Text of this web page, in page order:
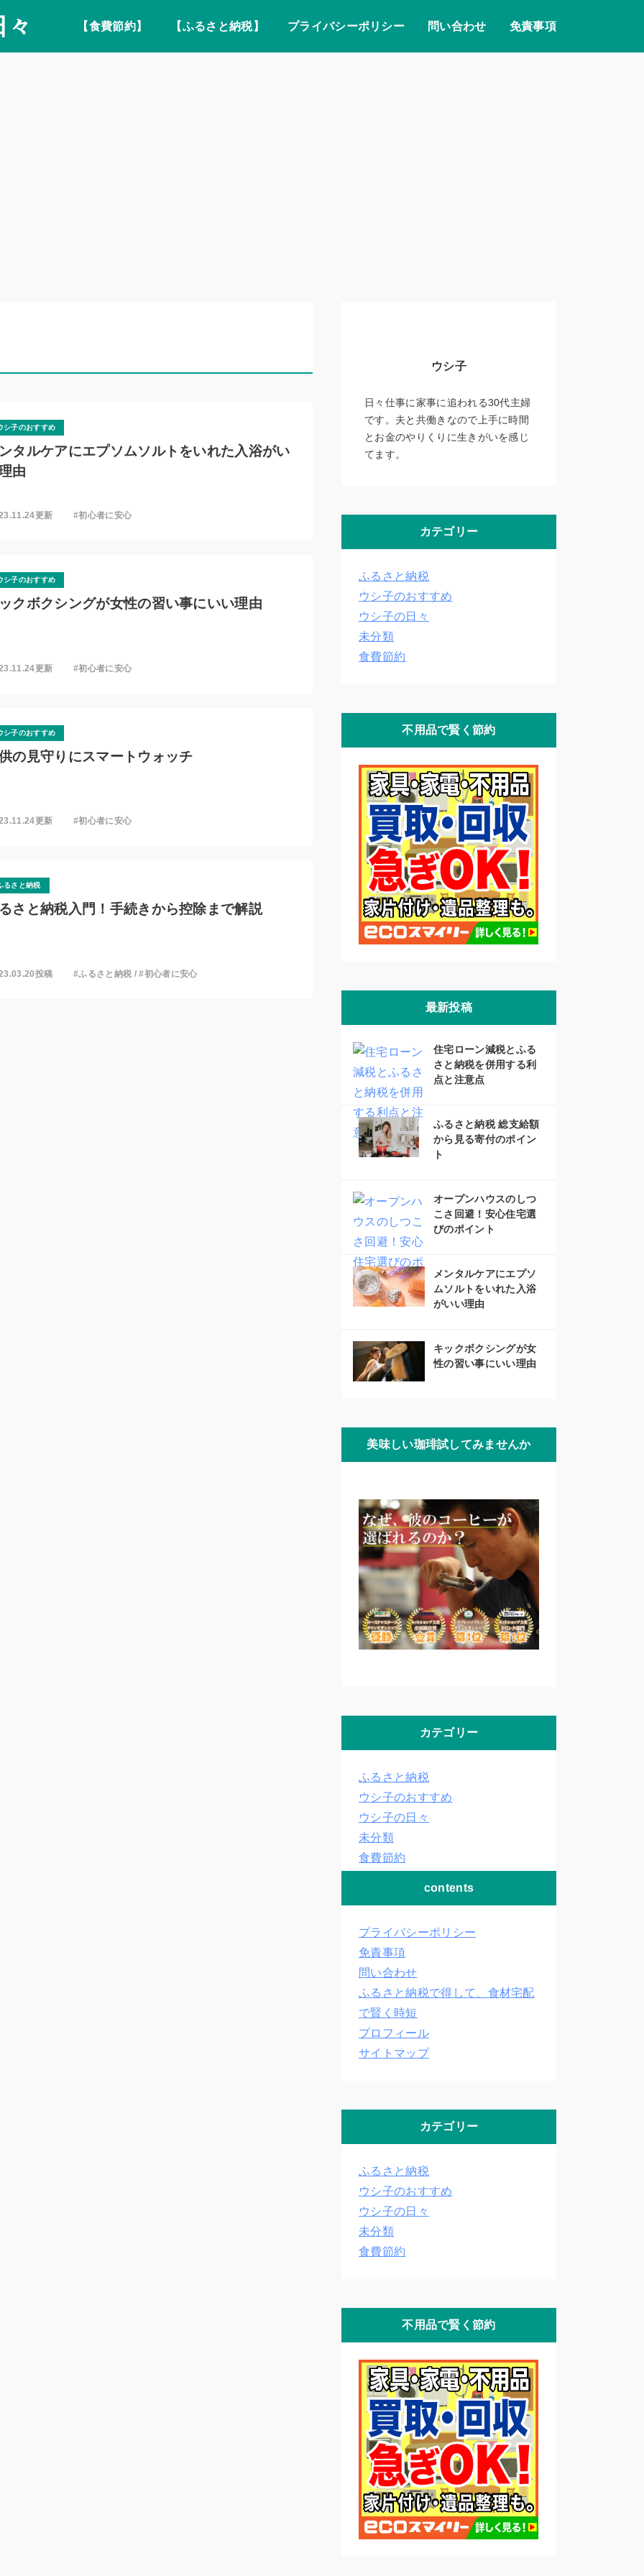
【食費節約】 【ふるさと納税】 プライバシーポリシー 問い合わせ 免責事項
シ子のおすすめ
タルケアにエプソムソルトをいれた入浴がい
由
更新 #初心者に安心
シ子のおすすめ
クボクシングが女性の習い事にいい理由
更新 #初心者に安心
シ子のおすすめ
の見守りにスマートウォッチ
更新 #初心者に安心
るさと納税
さと納税入門！手続きから控除まで解説
投稿 #ふるさと納税 /#初心者に安心
ウシ子
日々仕事に家事に追われる30代主婦
です。夫と共働きなので上手に時間
とお金のやりくりに生きがいを感じ
てます。
カテゴリー
ふるさと納税
ウシ子のおすすめ
ウシ子の日々
未分類
食費節約
不用品で賢く節約
最新投稿
住宅ローン減税とふる
さと納税を併用する利
点と注意点
ふるさと納税 総支給額
から見る寄付のポイン
ト
オープンハウスのしつ
こさ回避！安心住宅選
びのポイント
メンタルケアにエプソ
ムソルトをいれた入浴
がいい理由
キックボクシングが女
性の習い事にいい理由
美味しい珈琲試してみませんか
カテゴリー
ふるさと納税
ウシ子のおすすめ
ウシ子の日々
未分類
食費節約
contents
プライバシーポリシー
免責事項
問い合わせ
ふるさと納税で得して、食材宅配
で賢く時短
プロフィール
サイトマップ
カテゴリー
ふるさと納税
ウシ子のおすすめ
ウシ子の日々
未分類
食費節約
不用品で賢く節約